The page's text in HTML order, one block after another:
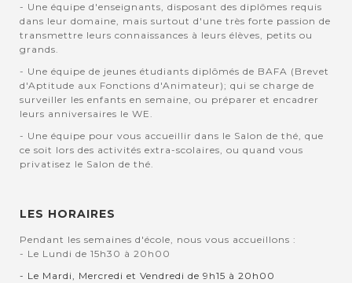
- Une équipe d'enseignants, disposant des diplômes requis
dans leur domaine, mais surtout d'une très forte passion de
transmettre leurs connaissances à leurs élèves, petits ou
grands.
- Une équipe de jeunes étudiants diplômés de BAFA (Brevet
d'Aptitude aux Fonctions d'Animateur); qui se charge de
surveiller les enfants en semaine, ou préparer et encadrer
leurs anniversaires le WE.
- Une équipe pour vous accueillir dans le Salon de thé, que
ce soit lors des activités extra-scolaires, ou quand vous
privatisez le Salon de thé.
LES HORAIRES
Pendant les semaines d'école, nous vous accueillons :
- Le Lundi de 15h30 à 20h00
- Le Mardi, Mercredi et Vendredi de 9h15 à 20h00